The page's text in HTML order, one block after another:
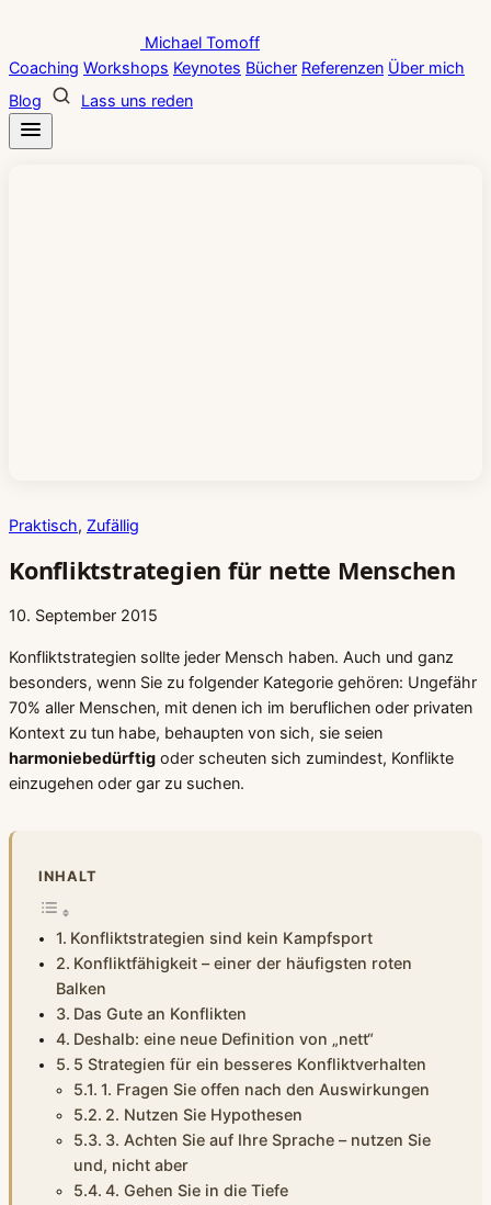
springen
Michael Tomoff
Coaching Workshops Keynotes Bücher Referenzen Über mich
Blog
Lass uns reden
Praktisch, Zufällig
Konfliktstrategien für nette Menschen
10. September 2015
Konfliktstrategien sollte jeder Mensch haben. Auch und ganz
besonders, wenn Sie zu folgender Kategorie gehören: Ungefähr
70% aller Menschen, mit denen ich im beruflichen oder privaten
Kontext zu tun habe, behaupten von sich, sie seien
harmoniebedürftig oder scheuten sich zumindest, Konflikte
einzugehen oder gar zu suchen.
INHALT
Konfliktstrategien sind kein Kampfsport
Konfliktfähigkeit – einer der häufigsten roten
Balken
Das Gute an Konflikten
Deshalb: eine neue Definition von „nett“
5 Strategien für ein besseres Konfliktverhalten
1. Fragen Sie offen nach den Auswirkungen
2. Nutzen Sie Hypothesen
3. Achten Sie auf Ihre Sprache – nutzen Sie
und, nicht aber
4. Gehen Sie in die Tiefe